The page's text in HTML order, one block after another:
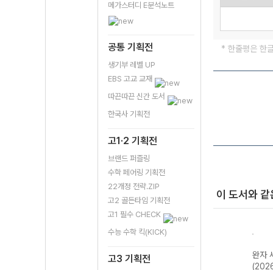
메가스터디 E분석노트
공통 기획전
생기부 레벨 UP
EBS 고교 교재
따끈따끈 신간 도서
한국사 기획전
고1·2 기획전
브랜드 퍼즐링
수학 페어링 기획전
22개정 전략.ZIP
고2 골든타임 기획전
고1 필수 CHECK
수능 수학 킥(KICK)
고3 기획전
* 한줄평은 한
이 도서와
완자 고등 현대사
회와 윤리-22개
완자